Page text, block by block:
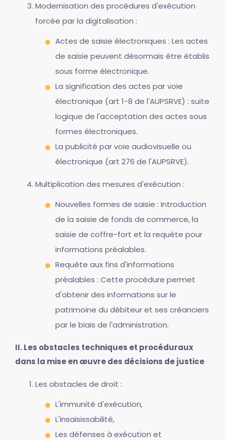
Modernisation des procédures d'exécution
forcée par la digitalisation :
Actes de saisie électroniques : Les actes
de saisie peuvent désormais être établis
sous forme électronique.
La signification des actes par voie
électronique (art 1-8 de l'AUPSRVE) : suite
logique de l'acceptation des actes sous
formes électroniques.
La publicité par voie audiovisuelle ou
électronique (art 276 de l'AUPSRVE).
Multiplication des mesures d'exécution :
Nouvelles formes de saisie : Introduction
de la saisie de fonds de commerce, la
saisie de coffre-fort et la requête pour
informations préalables.
Requête aux fins d'informations
préalables : Cette procédure permet
d'obtenir des informations sur le
patrimoine du débiteur et ses créanciers
par le biais de l'administration.
II. Les obstacles techniques et procéduraux
dans la mise en œuvre des décisions de justice
Les obstacles de droit :
L'immunité d'exécution,
L'insaisissabilité,
Les défenses à exécution et